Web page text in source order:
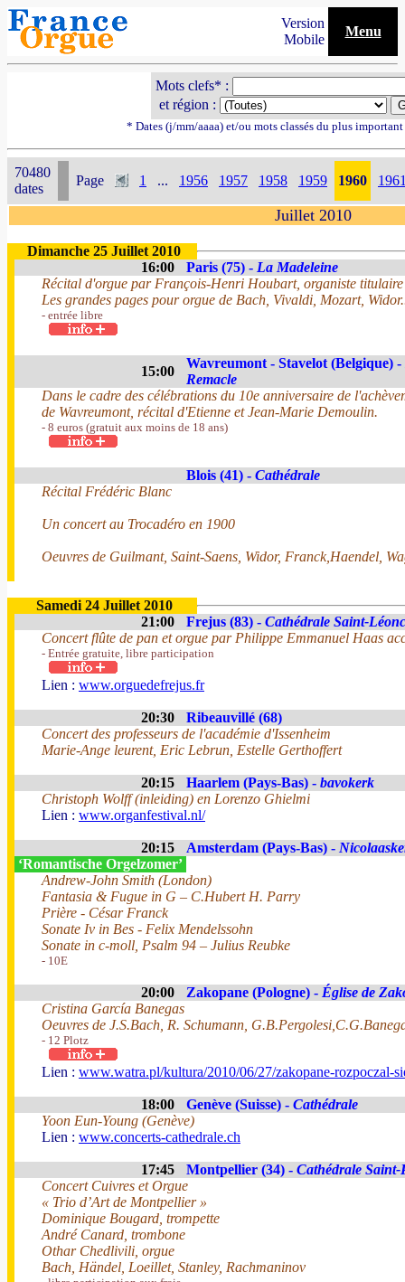
Version
Mobile
Menu
Mots clefs* :
et région :
* Dates (j/mm/aaaa) et/ou mots classés du plus
70480
dates
Page 1 ... 1956 1957 1958 1959 1960
Juillet 2010
Dimanche 25 Juillet 2010
16:00
Paris (75) - La Madeleine
Récital d'orgue par François-Henri Houbart, organiste
Les grandes pages pour orgue de Bach, Vivaldi, Mozart,
- entrée libre
15:00
Wavreumont - Stavelot (Belgique) -
Remacle
Dans le cadre des célébrations du 10e anniversaire de
de Wavreumont, récital d'Etienne et Jean-Marie Demoulin.
- 8 euros (gratuit aux moins de 18 ans)
Blois (41) - Cathédrale
Récital Frédéric Blanc
Un concert au Trocadéro en 1900
Oeuvres de Guilmant, Saint-Saens, Widor, Franck,Haendel,
Samedi 24 Juillet 2010
21:00
Frejus (83) - Cathédrale Saint-
Concert flûte de pan et orgue par Philippe Emmanuel Haas
- Entrée gratuite, libre participation
Lien : www.orguedefrejus.fr
20:30
Ribeauvillé (68)
Concert des professeurs de l'académie d'Issenheim
Marie-Ange leurent, Eric Lebrun, Estelle Gerthoffert
20:15 Haarlem (Pays-Bas) - bavokerk
Christoph Wolff (inleiding) en Lorenzo Ghielmi
Lien : www.organfestival.nl/
20:15 Amsterdam (Pays-Bas) -
‘Romantische Orgelzomer’
Andrew-John Smith (London)
Fantasia & Fugue in G – C.Hubert H. Parry
Prière - César Franck
Sonate Iv in Bes - Felix Mendelssohn
Sonate in c-moll, Psalm 94 – Julius Reubke
- 10E
20:00 Zakopane (Pologne) - Église de
Cristina García Banegas
Oeuvres de J.S.Bach, R. Schumann,
- 12 Plotz
Lien : www.watra.pl/kultura/2010/06/27/zakopane-rozpoczal-
18:00 Genève (Suisse) - Cathédrale
Yoon Eun-Young (Genève)
Lien : www.concerts-cathedrale.ch
17:45 Montpellier (34) - Cathédrale Saint-
Concert Cuivres et Orgue
« Trio d’Art de Montpellier »
Dominique Bougard, trompette
André Canard, trombone
Othar Chedlivili, orgue
Bach, Händel, Loeillet, Stanley, Rachmaninov